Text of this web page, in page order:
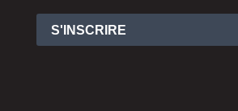
S'INSCRIRE